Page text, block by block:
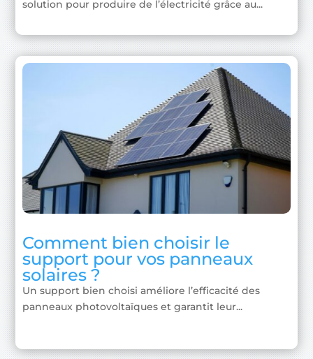
solution pour produire de l’électricité grâce au...
Comment bien choisir le
support pour vos panneaux
solaires ?
Un support bien choisi améliore l’efficacité des
panneaux photovoltaïques et garantit leur...